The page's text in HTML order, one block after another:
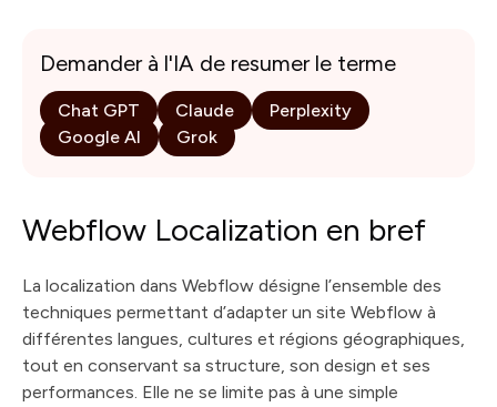
Demander à l'IA de resumer le terme
Chat GPT Claude
Perplexity
Google AI
Grok
Webflow Localization en bref
La localization dans Webflow désigne l’ensemble des
techniques permettant d’adapter un site Webflow à
différentes langues, cultures et régions géographiques,
tout en conservant sa structure, son design et ses
performances. Elle ne se limite pas à une simple